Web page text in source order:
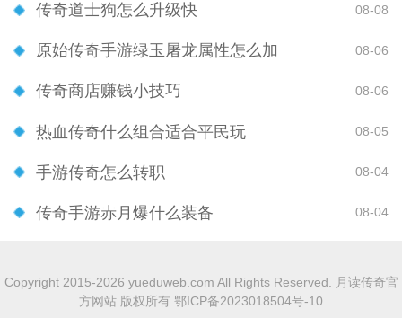
传奇道士狗怎么升级快 08-08
原始传奇手游绿玉屠龙属性怎么加 08-06
传奇商店赚钱小技巧 08-06
热血传奇什么组合适合平民玩 08-05
手游传奇怎么转职 08-04
传奇手游赤月爆什么装备 08-04
Copyright 2015-2026 yueduweb.com All Rights Reserved. 月读传奇官
方网站 版权所有 鄂ICP备2023018504号-10